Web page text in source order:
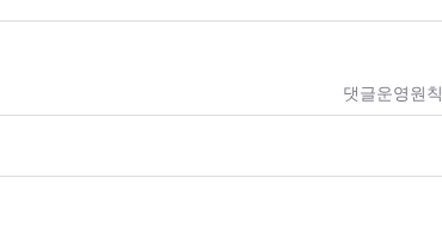
댓글운영원칙